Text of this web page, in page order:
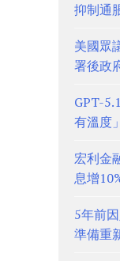
抑制通
美國眾
署後政
GPT-
有溫度」
宏利金
息增
5年前
準備重